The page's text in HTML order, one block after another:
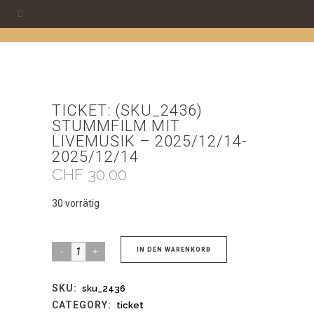
TICKET: (SKU_2436)
STUMMFILM MIT
LIVEMUSIK – 2025/12/14-
2025/12/14
CHF 30,00
30 vorrätig
Ticket:
Stummfilm
mit
IN DEN WARENKORB
SKU: sku_2436
CATEGORY: ticket